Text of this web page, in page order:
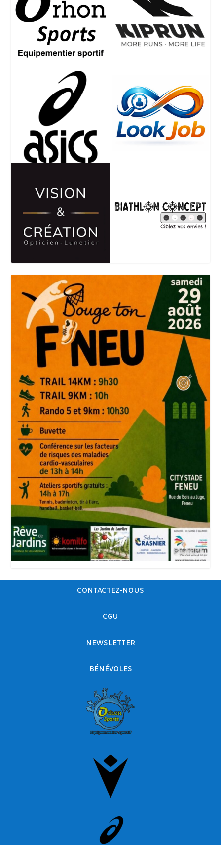
CONTACTEZ-NOUS
CGU
NEWSLETTER
BÉNÉVOLES